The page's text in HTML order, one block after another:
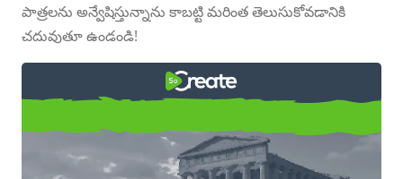
పాత్రలను అన్వేషిస్తున్నాను కాబట్టి మరింత తెలుసుకోవడానికి
చదువుతూ ఉండండి!
ప్రపంచ వ్యాప్తంగా ఉన్న పౌరాణిక
పాత్రల జాబితా